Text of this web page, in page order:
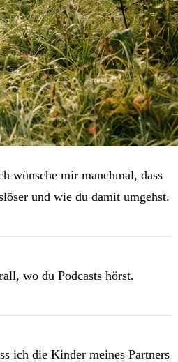
wünsche mir manchmal, dass
und wie du damit umgehst.
wo du Podcasts hörst.
ich die Kinder meines Partners